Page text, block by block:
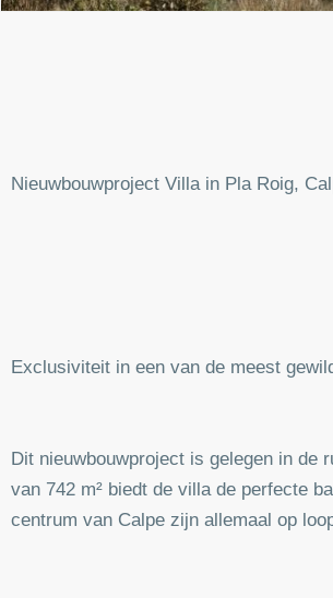
Nieuwbouwproject Villa in Pla Roig,
Exclusiviteit in een van de meest
Dit nieuwbouwproject is gelegen in de
van 742 m² biedt de villa de perfecte
centrum van Calpe zijn allemaal op